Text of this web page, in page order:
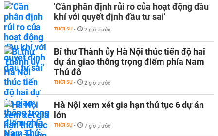
'Cần phân định rủi ro của hoạt động dầu
khí với quyết định đầu tư sai'
THỜI SỰ - 2 giờ trước
Bí thư Thành ủy Hà Nội thúc tiến độ hai
dự án giao thông trọng điểm phía Nam
Thủ đô
THỜI SỰ - 2 giờ trước
Hà Nội xem xét gia hạn thủ tục 6 dự án
lớn
THỜI SỰ - 7 giờ trước